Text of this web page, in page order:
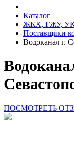
Каталог
ЖКХ, ГЖУ,
Поставщики
Водоканал г.
ПОСМОТРЕТЬ